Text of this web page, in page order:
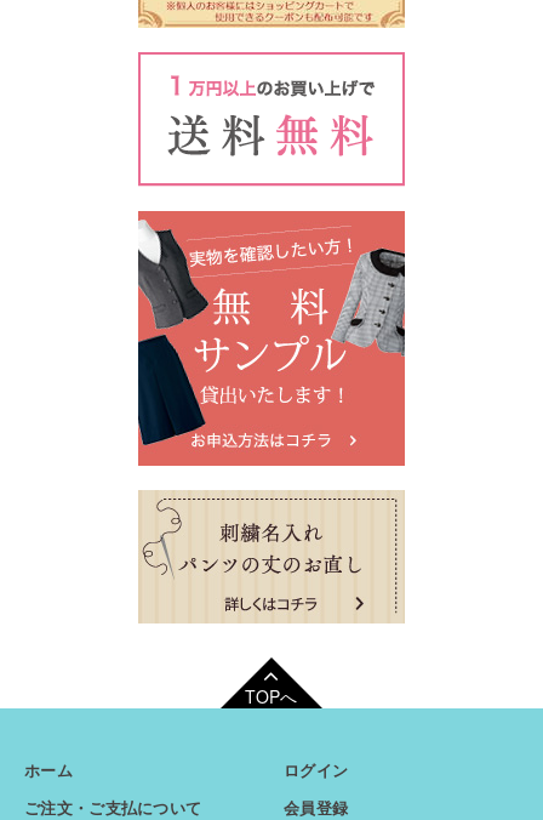
TOPへ
ホーム
ご注文・ご支払について
ログイン
会員登録